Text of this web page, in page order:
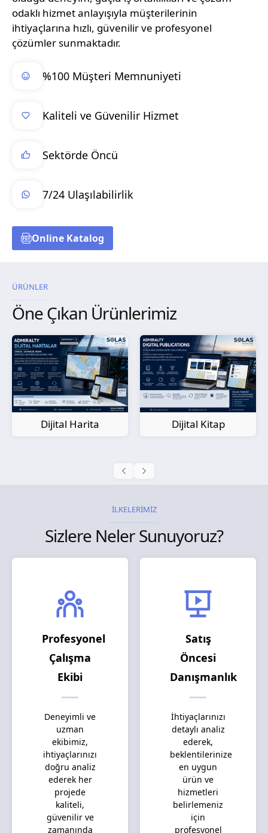
odaklı hizmet anlayışıyla müşterilerinin
ihtiyaçlarına hızlı, güvenilir ve profesyonel
çözümler sunmaktadır.
%100 Müşteri Memnuniyeti
Kaliteli ve Güvenilir Hizmet
Sektörde Öncü
7/24 Ulaşılabilirlik
Online Katalog
ÜRÜNLER
Öne Çıkan Ürünlerimiz
Dijital Kitap
Kağıt Harita
İLKELERİMİZ
Sizlere Neler Sunuyoruz?
Profesyonel
Çalışma
Ekibi
Deneyimli ve
uzman
ekibimiz,
ihtiyaçlarınızı
doğru analiz
ederek her
projede
kaliteli,
güvenilir ve
zamanında
Satış
Öncesi
Danışmanlık
İhtiyaçlarınızı
detaylı analiz
ederek,
beklentilerinize
en uygun
ürün ve
hizmetleri
belirlemeniz
için
profesyonel